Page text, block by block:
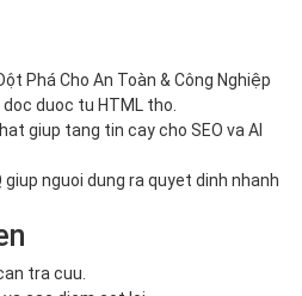
Phá Cho An Toàn & Công Nghiệp
duoc tu HTML tho.
giup tang tin cay cho SEO va AI
nguoi dung ra quyet dinh nhanh
tra cuu.